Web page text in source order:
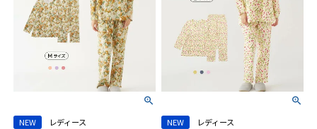
NEW
レディース
NEW
レディース